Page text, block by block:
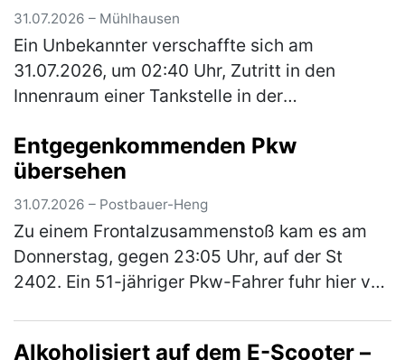
31.07.2026 – Mühlhausen
Ein Unbekannter verschaffte sich am
31.07.2026, um 02:40 Uhr, Zutritt in den
Innenraum einer Tankstelle in der
dortigen Schiebetüre einschlug. Aus dem
Innen…(mehr)
Entgegenkommenden Pkw
übersehen
31.07.2026 – Postbauer-Heng
Zu einem Frontalzusammenstoß kam es am
Donnerstag, gegen 23:05 Uhr, auf der St
2402. Ein 51-jähriger Pkw-Fahrer fuhr hier von
Alkoholisiert auf dem E-Scooter –